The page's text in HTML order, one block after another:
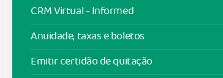
CRM Virtual - Informed
Anuidade, taxas e boletos
Emitir certidão de quitação